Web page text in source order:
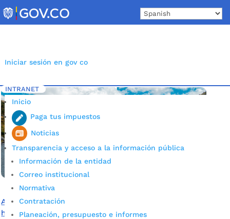
to
content
Iniciar sesión en gov co
INTRANET
Inicio
Paga tus impuestos
Noticias
Transparencia y acceso a la información pública
Información de la entidad
Correo institucional
Normativa
Contratación
Planeación, presupuesto e informes
Inicio 5 Etiqueta: Licencia ambiental
Alcaldía seguirá apostándole a la defensa de Santurbán
hasta tanto no existan amenazas de megaproyectos